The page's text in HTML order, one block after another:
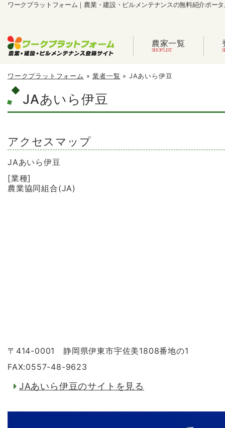
ワークプラットフォーム｜農業・建設・ビルメンテナンスの無料紹介ポー
農家一覧
ワークプラットフォーム »業者一覧 » JAあいら伊豆
JAあいら伊豆
アクセスマップ
JAあいら伊豆
[業種]
農業協同組合(JA)
〒414-0001 静岡県伊東市宇佐美1808番地の1
FAX:0557-48-9623
JAあいら伊豆のサイトを見る